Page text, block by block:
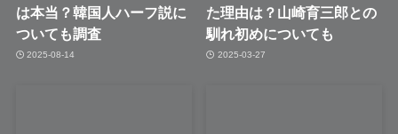
は本当？韓国人ハーフ説に
ついても調査
2025-08-14
た理由は？山崎育三郎との
馴れ初めについても
2025-03-27